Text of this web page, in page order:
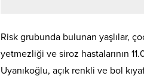
Risk grubunda bulunan yaşlılar,
yetmezliği ve siroz hastalarının
Uyanıkoğlu, açık renkli ve bol